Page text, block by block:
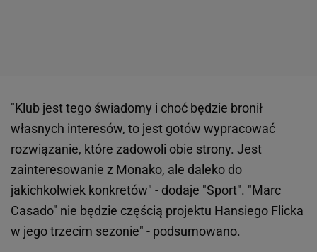
"Klub jest tego świadomy i choć będzie bronił
własnych interesów, to jest gotów wypracować
rozwiązanie, które zadowoli obie strony. Jest
zainteresowanie z Monako, ale daleko do
jakichkolwiek konkretów" - dodaje "Sport". "Marc
Casado" nie będzie częścią projektu Hansiego Flicka
w jego trzecim sezonie" - podsumowano.